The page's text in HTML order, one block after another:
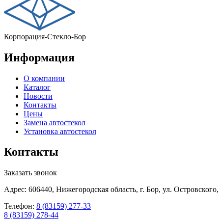
Корпорация-Стекло-Бор
Информация
О компании
Каталог
Новости
Контакты
Цены
Замена автостекол
Установка автостекол
Контакты
Заказать звонок
Адрес: 606440, Нижегородская область, г. Бор, ул.
Телефон: 8 (83159) 277-33
8 (83159) 278-44